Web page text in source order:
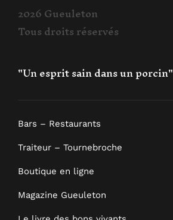
2026 Gueuleton
Tous droits réservés
"Un esprit sain dans un porcin"
Bars – Restaurants
Traiteur – Tournebroche
Boutique en ligne
Magazine Gueuleton